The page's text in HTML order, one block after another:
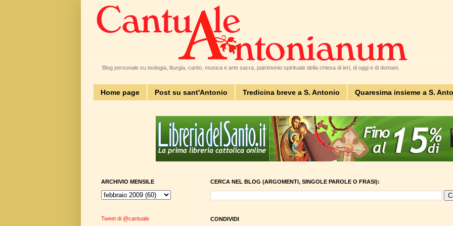
Blog personale su teologia, liturgia, canto, musica e arte sacra, patrimonio spirituale della chiesa di ieri, di oggi e di domani.
Home page Post su sant'Antonio Tredicina breve a S. Antonio Quaresima insieme a S.
CERCA NEL BLOG (ARGOMENTI, SINGOLE PAROLE O FRASI):
CONDIVIDI
ARCHIVIO MENSILE
Tweet di @cantuale